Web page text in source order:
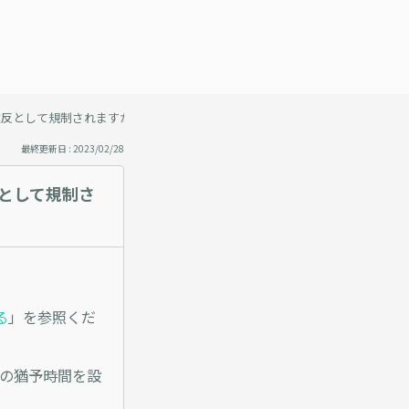
として規制されますか
最終更新日 : 2023/02/28
して規制さ
」を参照くだ
猶予時間を設